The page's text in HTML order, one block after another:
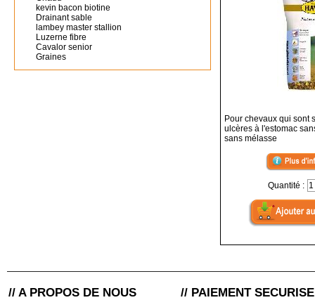
kevin bacon biotine
Drainant sable
lambey master stallion
Luzerne fibre
Cavalor senior
Graines
Pour chevaux qui sont
ulcères à l'estomac
sans mélasse
Quantité :
// A PROPOS DE NOUS // PAIEMENT SECURISE